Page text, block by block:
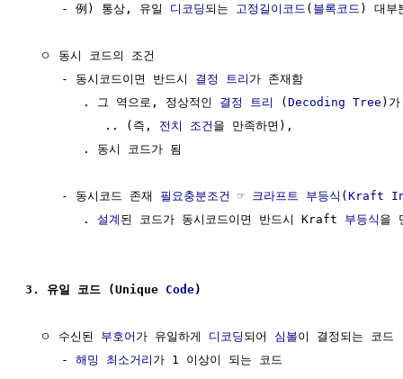
     - 例) 통상, 유일
디코딩 되는 고정길이코드 ( 블록코드 ) 대부
  ㅇ 동시 코드의 조건
     - 동시코드이면 반드시
결정 트리 가 존재함
        . 그 역으로, 정상적인
결정 트리 (Decoding Tree )
           .. (즉,
전치 조건 을 만족하면),
        . 동시 코드가 됨
     - 동시코드 존재
필요충분조건 ☞ 크라프트 부등식 (Kraft
        .
설계 된 코드가 동시코드이면 반드시 Kraft 부등식 을
3. 유일 코드 (Unique Code)
  ㅇ 수신된
부호어 가 유일하게 디코딩 되어 심볼이 결정되는 코드
     -
해밍 최소거리 가 1 이상이 되는 코드